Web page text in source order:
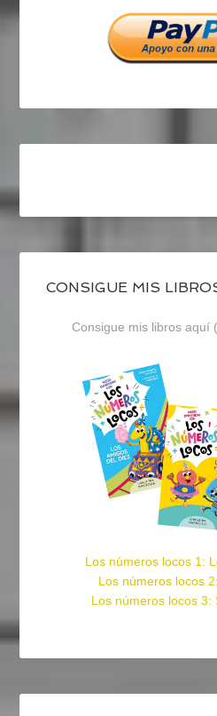
CONSIGUE MIS
Consigue mis libros aquí
Los números locos 1:
Los números locos
Los números locos 3: